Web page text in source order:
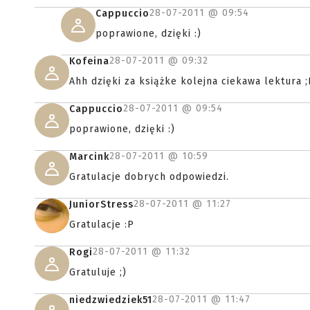
Cappuccio28-07-2011 @ 09:54
poprawione, dzięki :)
Kofeina28-07-2011 @ 09:32
Ahh dzięki za książke kolejna ciekawa lektura
Cappuccio28-07-2011 @ 09:54
poprawione, dzięki :)
Marcink28-07-2011 @ 10:59
Gratulacje dobrych odpowiedzi.
JuniorStress28-07-2011 @ 11:27
Gratulacje :P
Rogi28-07-2011 @ 11:32
Gratuluje ;)
niedzwiedziek5128-07-2011 @ 11:47